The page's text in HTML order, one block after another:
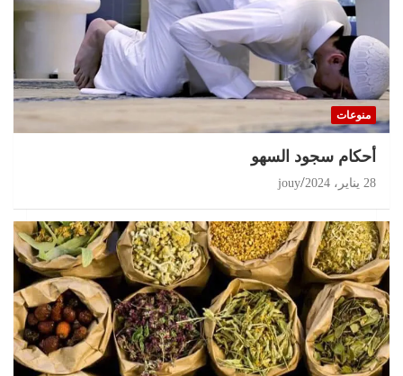
منوعات
أحكام سجود السهو
28 يناير، 2024 jouy